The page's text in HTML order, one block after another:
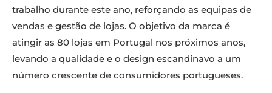
trabalho durante este ano, reforçando as equipas de
vendas e gestão de lojas. O objetivo da marca é
atingir as 80 lojas em Portugal nos próximos anos,
levando a qualidade e o design escandinavo a um
número crescente de consumidores portugueses.